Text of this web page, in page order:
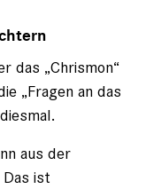
das „Chrismon“
„Fragen an das
aus der
ist